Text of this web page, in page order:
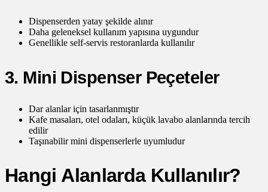
Dispenserden yatay şekilde alınır
Daha geleneksel kullanım yapısına uygundur
Genellikle self-servis restoranlarda kullanılır
3. Mini Dispenser Peçeteler
Dar alanlar için tasarlanmıştır
Kafe masaları, otel odaları, küçük lavabo alanlarında tercih
edilir
Taşınabilir mini dispenserlerle uyumludur
Hangi Alanlarda Kullanılır?